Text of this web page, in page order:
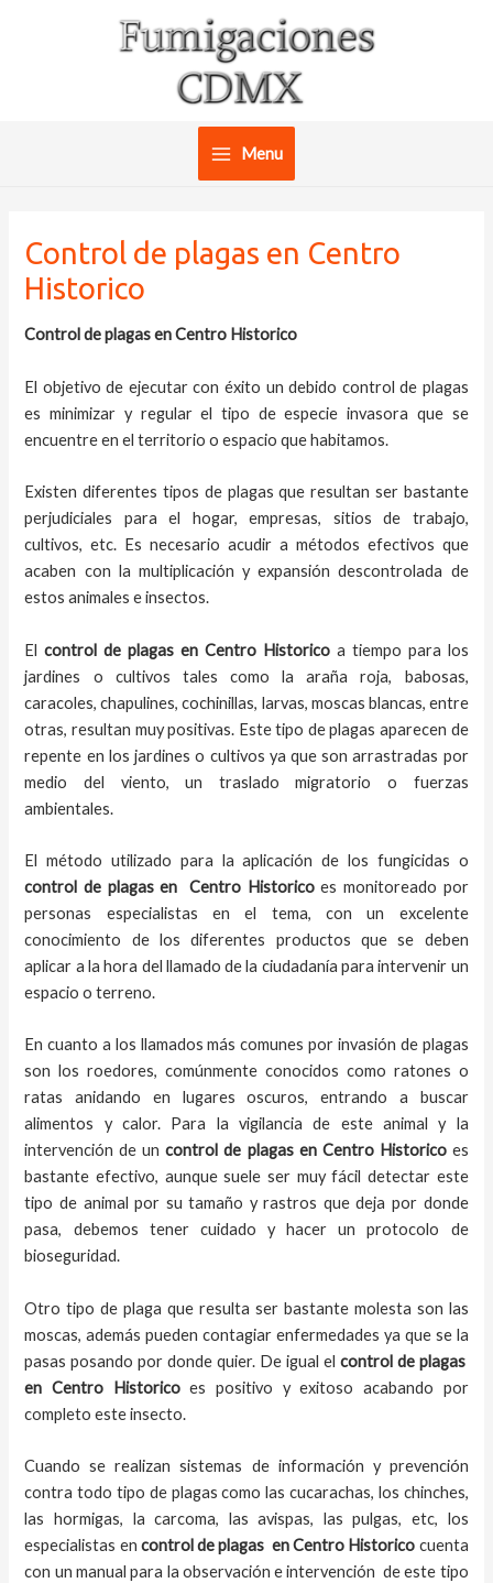
Main
Menu
Control de plagas en Centro
Historico
Control de plagas en Centro Historico
El objetivo de ejecutar con éxito un debido control de plagas
es minimizar y regular el tipo de especie invasora que se
encuentre en el territorio o espacio que habitamos.
Existen diferentes tipos de plagas que resultan ser bastante
perjudiciales para el hogar, empresas, sitios de trabajo,
cultivos, etc. Es necesario acudir a métodos efectivos que
acaben con la multiplicación y expansión descontrolada de
estos animales e insectos.
Elcontrol de plagas en Centro Historicoa tiempo para los
jardines o cultivos tales como la araña roja, babosas,
caracoles, chapulines, cochinillas, larvas, moscas blancas, entre
otras, resultan muy positivas. Este tipo de plagas aparecen de
repente en los jardines o cultivos ya que son arrastradas por
medio del viento, un traslado migratorio o fuerzas
ambientales.
El método utilizado para la aplicación de los fungicidas o
control de plagas en Centro Historicoes monitoreado por
personas especialistas en el tema, con un excelente
conocimiento de los diferentes productos que se deben
aplicar a la hora del llamado de la ciudadanía para intervenir un
espacio o terreno.
En cuanto a los llamados más comunes por invasión de plagas
son los roedores, comúnmente conocidos como ratones o
ratas anidando en lugares oscuros, entrando a buscar
alimentos y calor. Para la vigilancia de este animal y la
intervención de uncontrol de plagasen Centro Historico es
bastante efectivo, aunque suele ser muy fácil detectar este
tipo de animal por su tamaño y rastros que deja por donde
pasa, debemos tener cuidado y hacer un protocolo de
bioseguridad.
Otro tipo de plaga que resulta ser bastante molesta son las
moscas, además pueden contagiar enfermedades ya que se la
pasas posando por donde quier. De igual el control de plagas
en Centro Historicoes positivo y exitoso acabando por
completo este insecto.
Cuando se realizan sistemas de información y prevención
contra todo tipo de plagas como las cucarachas, los chinches,
las hormigas, la carcoma, las avispas, las pulgas, etc, los
especialistas en control de plagas en Centro Historico cuenta
con un manual para la observación e intervención de este tipo